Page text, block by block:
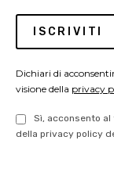
Dichiari di
visione della privacy
Sì, acconsento
della privacy policy